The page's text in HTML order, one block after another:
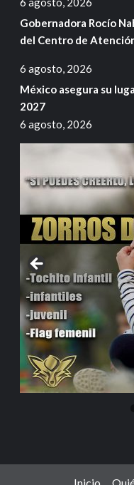
Gobernadora Rocío
del Centro de
6 agosto, 2026
México asegura su
2027
6 agosto, 2026